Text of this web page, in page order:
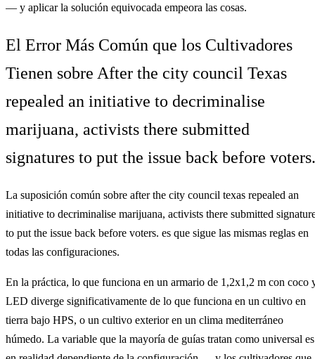
— y aplicar la solución equivocada empeora las cosas.
El Error Más Común que los Cultivadores
Tienen sobre After the city council Texas
repealed an initiative to decriminalise
marijuana, activists there submitted
signatures to put the issue back before voters.
La suposición común sobre after the city council texas repealed an
initiative to decriminalise marijuana, activists there submitted
to put the issue back before voters. es que sigue las mismas reglas en
todas las configuraciones.
En la práctica, lo que funciona en un armario de 1,2x1,2 m con coco
LED diverge significativamente de lo que funciona en un cultivo en
tierra bajo HPS, o un cultivo exterior en un clima mediterráneo
húmedo. La variable que la mayoría de guías tratan como universal es